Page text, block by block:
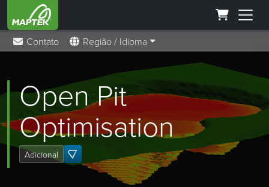
Contato Região / Idioma
Open Pit
Optimisation
Adicional